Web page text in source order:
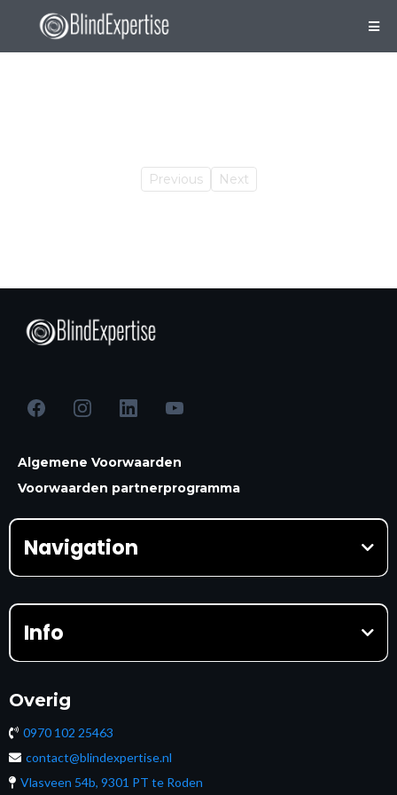
Previous Next
Algemene Voorwaarden
Voorwaarden partnerprogramma
Navigation
Prijzen
AI Masterclasses
AI Masterclass advanced
Getuigenissen
Toegang geven
Contact
Partnerprogramma
Groeigesprek
Websitereview
Info
Kennisondernemers
Vacatures
Nieuws
Zo werken we
Overig
0970 102 25463
contact@blindexpertise.nl
Vlasveen 54b, 9301 PT te Roden